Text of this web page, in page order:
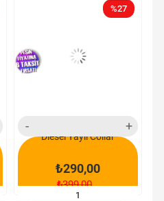
Diesel Yaylı Collar
₺290,00
₺399,00
SEPETE EKLE
%27
yeni
ürün